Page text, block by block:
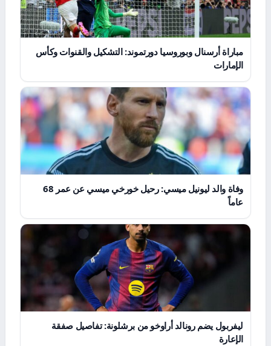
مباراة أرسنال وبوروسيا دورتموند: التشكيل والقنوات وكأس
الإمارات
وفاة والد ليونيل ميسي: رحيل خورخي ميسي عن عمر 68
عاماً
ليفربول يضم رونالد أراوخو من برشلونة: تفاصيل صفقة
الإعارة